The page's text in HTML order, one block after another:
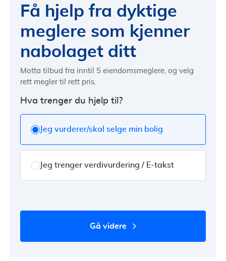
Få hjelp fra dyktige
meglere som kjenner
nabolaget ditt
Motta tilbud fra inntil 5 eiendomsmeglere, og velg
rett megler til rett pris.
Hva trenger du hjelp til?
Jeg vurderer/skal selge min bolig
Jeg trenger verdivurdering / E-takst
gå videre